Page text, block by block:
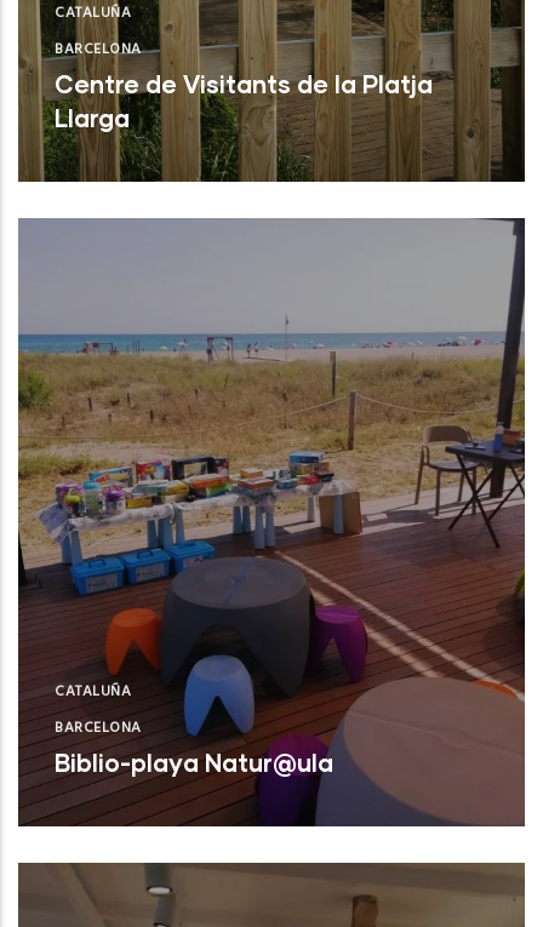
CATALUÑA
BARCELONA
Centre de Visitants de la Platja
Llarga
Vilanova i la Geltrú (Barcelona)
CATALUÑA
BARCELONA
Biblio-playa Natur@ula
Castelldefels (Barcelona)